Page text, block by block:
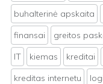
buhalterinė apskaita
finansai
greitos
IT
kiemas kreditai
kreditas internetu